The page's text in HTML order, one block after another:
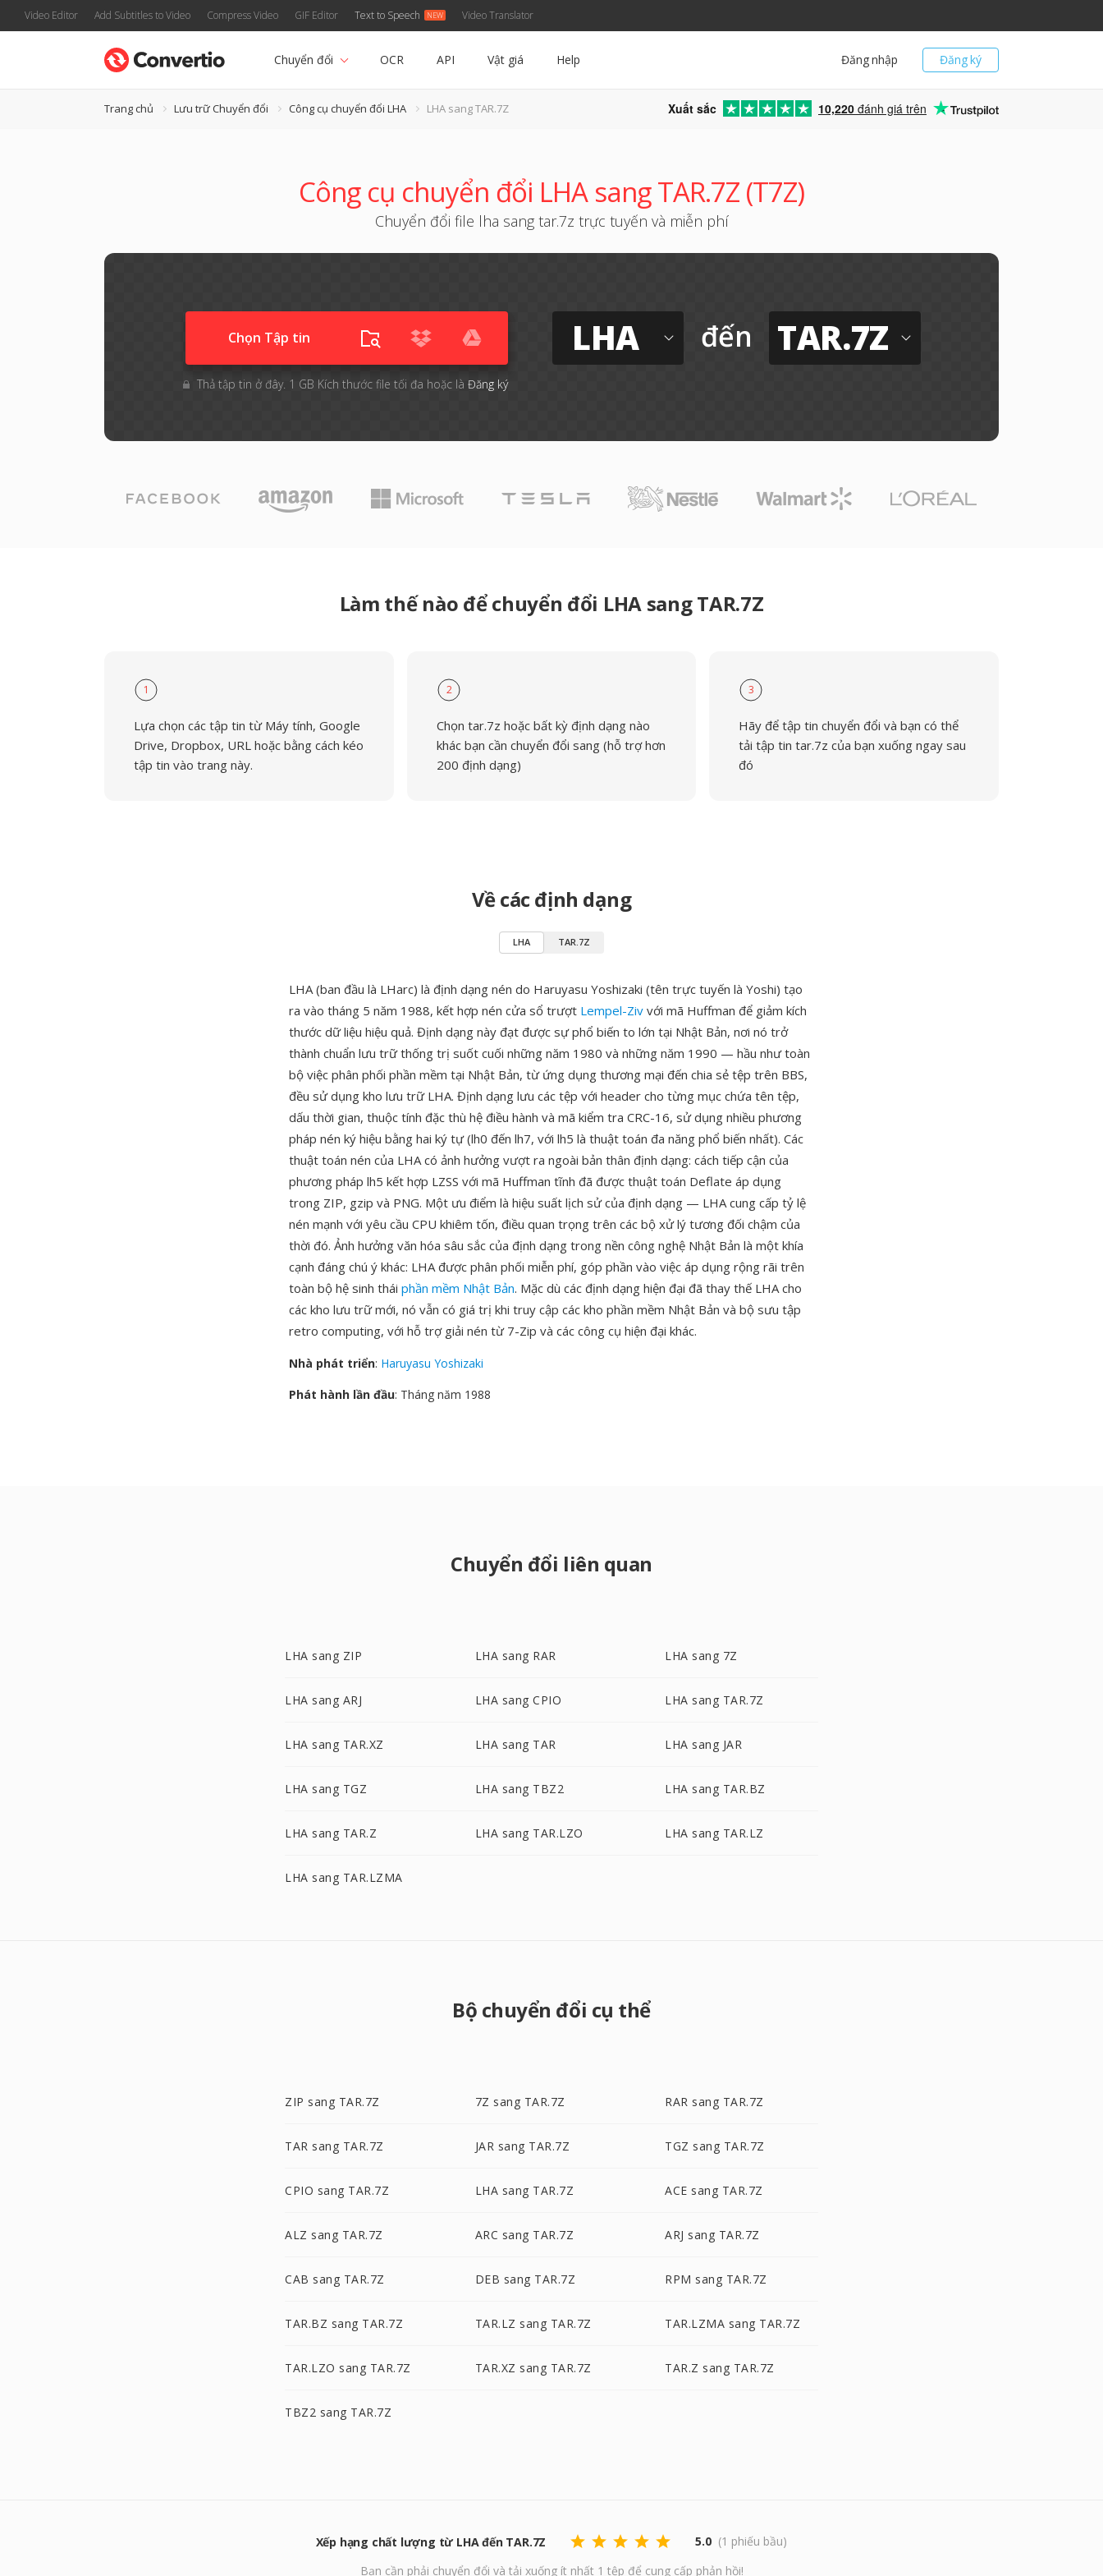
Video Editor Add Subtitles to Video Compress Video GIF Editor Text to Speech Video Translator
Đăng ký
Đăng nhập
Chuyển đổi OCR API Vật giá Help
Trang chủ Lưu trữ Chuyển đổi Công cụ chuyển đổi LHA LHA sang TAR.7Z Xuất sắc 10,220 đánh giá trên
Công cụ chuyển đổi LHA sang TAR.7Z (T7Z)
Chuyển đổi file lha sang tar.7z trực tuyến và miễn phí
Chọn Tập tin
Thả tập tin ở đây. 1 GB Kích thước file tối đa hoặc là Đăng ký
LHA đến TAR.7Z
Làm thế nào để chuyển đổi LHA sang TAR.7Z
1
Lựa chọn các tập tin từ Máy tính, Google
Drive, Dropbox, URL hoặc bằng cách kéo
tập tin vào trang này.
2
Chọn tar.7z hoặc bất kỳ định dạng nào
khác bạn cần chuyển đổi sang (hỗ trợ hơn
200 định dạng)
3
Hãy để tập tin chuyển đổi và bạn có thể
tải tập tin tar.7z của bạn xuống ngay sau
đó
Về các định dạng
LHA TAR.7Z
LHA (ban đầu là LHarc) là định dạng nén do Haruyasu Yoshizaki (tên trực tuyến là Yoshi) tạo
ra vào tháng 5 năm 1988, kết hợp nén cửa sổ trượt Lempel-Ziv với mã Huffman để giảm kích
thước dữ liệu hiệu quả. Định dạng này đạt được sự phổ biến to lớn tại Nhật Bản, nơi nó trở
thành chuẩn lưu trữ thống trị suốt cuối những năm 1980 và những năm 1990 — hầu như toàn
bộ việc phân phối phần mềm tại Nhật Bản, từ ứng dụng thương mại đến chia sẻ tệp trên BBS,
đều sử dụng kho lưu trữ LHA. Định dạng lưu các tệp với header cho từng mục chứa tên tệp,
dấu thời gian, thuộc tính đặc thù hệ điều hành và mã kiểm tra CRC-16, sử dụng nhiều phương
pháp nén ký hiệu bằng hai ký tự (lh0 đến lh7, với lh5 là thuật toán đa năng phổ biến nhất). Các
thuật toán nén của LHA có ảnh hưởng vượt ra ngoài bản thân định dạng: cách tiếp cận của
phương pháp lh5 kết hợp LZSS với mã Huffman tĩnh đã được thuật toán Deflate áp dụng
trong ZIP, gzip và PNG. Một ưu điểm là hiệu suất lịch sử của định dạng — LHA cung cấp tỷ lệ
nén mạnh với yêu cầu CPU khiêm tốn, điều quan trọng trên các bộ xử lý tương đối chậm của
thời đó. Ảnh hưởng văn hóa sâu sắc của định dạng trong nền công nghệ Nhật Bản là một khía
cạnh đáng chú ý khác: LHA được phân phối miễn phí, góp phần vào việc áp dụng rộng rãi trên
toàn bộ hệ sinh thái phần mềm Nhật Bản. Mặc dù các định dạng hiện đại đã thay thế LHA cho
các kho lưu trữ mới, nó vẫn có giá trị khi truy cập các kho phần mềm Nhật Bản và bộ sưu tập
retro computing, với hỗ trợ giải nén từ 7-Zip và các công cụ hiện đại khác.
Nhà phát triển: Haruyasu Yoshizaki
Phát hành lần đầu: Tháng năm 1988
Chuyển đổi liên quan
LHA sang ZIP LHA sang RAR LHA sang 7Z
LHA sang ARJ LHA sang CPIO LHA sang TAR.7Z
LHA sang TAR.XZ LHA sang TAR LHA sang JAR
LHA sang TGZ LHA sang TBZ2 LHA sang TAR.BZ
LHA sang TAR.Z LHA sang TAR.LZO LHA sang TAR.LZ
LHA sang TAR.LZMA
Bộ chuyển đổi cụ thể
ZIP sang TAR.7Z 7Z sang TAR.7Z RAR sang TAR.7Z
TAR sang TAR.7Z JAR sang TAR.7Z TGZ sang TAR.7Z
CPIO sang TAR.7Z LHA sang TAR.7Z ACE sang TAR.7Z
ALZ sang TAR.7Z ARC sang TAR.7Z ARJ sang TAR.7Z
CAB sang TAR.7Z DEB sang TAR.7Z RPM sang TAR.7Z
TAR.BZ sang TAR.7Z TAR.LZ sang TAR.7Z TAR.LZMA sang TAR.7Z
TAR.LZO sang TAR.7Z TAR.XZ sang TAR.7Z TAR.Z sang TAR.7Z
TBZ2 sang TAR.7Z
Xếp hạng chất lượng từ LHA đến TAR.7Z 5.0 (1 phiếu bầu)
Bạn cần phải chuyển đổi và tải xuống ít nhất 1 tệp để cung cấp phản hồi!